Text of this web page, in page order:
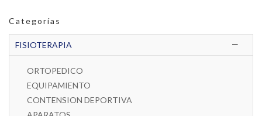
Categorías
FISIOTERAPIA
ORTOPEDICO
EQUIPAMIENTO
CONTENSION DEPORTIVA